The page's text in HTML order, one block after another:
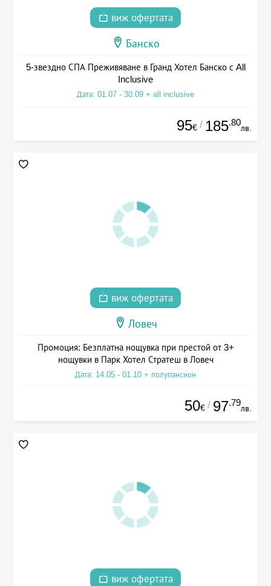
виж офертата
Банско
5-звездно СПА Преживяване в Гранд Хотел Банско с All
Inclusive
Дата: 01.07 - 30.09 + all inclusive
95€ / 185.80
лв.
виж офертата
Ловеч
Промоция: Безплатна нощувка при престой от 3+
нощувки в Парк Хотел Стратеш в Ловеч
Дата: 14.05 - 01.10 + полупансион
50€ / 97.79
лв.
виж офертата